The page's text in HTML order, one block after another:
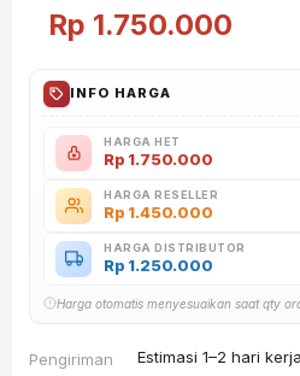
Rp 1.750.000
INFO HARGA
HARGA HET
Rp 1.750.000
HARGA RESELLER
Rp 1.450.000
HARGA DISTRIBUTOR
Rp 1.250.000
Harga otomatis menyesuaikan saat qty
Pengiriman Estimasi 1–2 hari kerja